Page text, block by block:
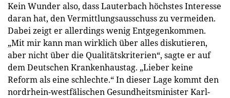
Kein Wunder also, dass Lauterbach höchstes Interesse
daran hat, den Vermittlungsausschuss zu vermeiden.
Dabei zeigt er allerdings wenig Entgegenkommen.
„Mit mir kann man wirklich über alles diskutieren,
aber nicht über die Qualitätskriterien“, sagte er auf
dem Deutschen Krankenhaustag. „Lieber keine
Reform als eine schlechte.“ In dieser Lage kommt den
nordrhein-westfälischen Gesundheitsminister Karl-